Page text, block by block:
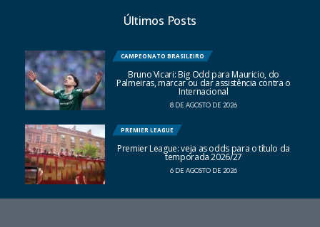
Últimos Posts
CAMPEONATO BRASILEIRO
Bruno Vicari: Big Odd para Mauricio, do
Palmeiras, marcar ou dar assistência contra o
Internacional
8 DE AGOSTO DE 2026
PREMIER LEAGUE
Premier League: veja as odds para o título da
temporada 2026/27
6 DE AGOSTO DE 2026